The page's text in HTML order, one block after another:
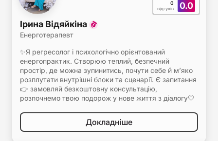
0.0
0
відгуків
Ірина Відяйкіна
Енерготерапевт
✨Я регресолог і психологічно орієнтований
енергопрактик. Створюю теплий, безпечний
простір, де можна зупинитись, почути себе й м’яко
розплутати внутрішні блоки та сценарії. Є запитання
👉 замовляй безкоштовну консультацію,
розпочнемо твою подорож у нове життя з діалогу🤍
Докладніше